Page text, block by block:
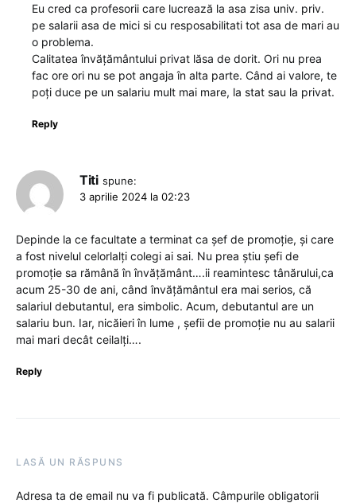
Eu cred ca profesorii care lucrează la asa zisa univ. priv.
pe salarii asa de mici si cu resposabilitati tot asa de mari au
o problema.
Calitatea învățământului privat lăsa de dorit. Ori nu prea
fac ore ori nu se pot angaja în alta parte. Când ai valore, te
poți duce pe un salariu mult mai mare, la stat sau la privat.
Reply
Titi spune:
3 aprilie 2024 la 02:23
Depinde la ce facultate a terminat ca șef de promoție, și care
a fost nivelul celorlalți colegi ai sai. Nu prea știu șefi de
promoție sa rămână în învățământ….ii reamintesc tânărului,ca
acum 25-30 de ani, când învățământul era mai serios, că
salariul debutantul, era simbolic. Acum, debutantul are un
salariu bun. Iar, nicăieri în lume , șefii de promoție nu au salarii
mai mari decât ceilalți….
Reply
LASĂ UN RĂSPUNS
Adresa ta de email nu va fi publicată. Câmpurile obligatorii